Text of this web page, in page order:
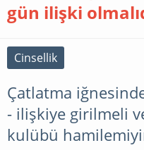
gün ilişki
Cinsellik
Çatlatma
- ilişkiye girilmeli
kulübü